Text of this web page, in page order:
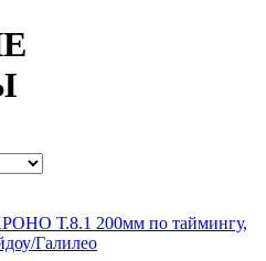
Т.8.1 200мм по таймингу,
Галилео